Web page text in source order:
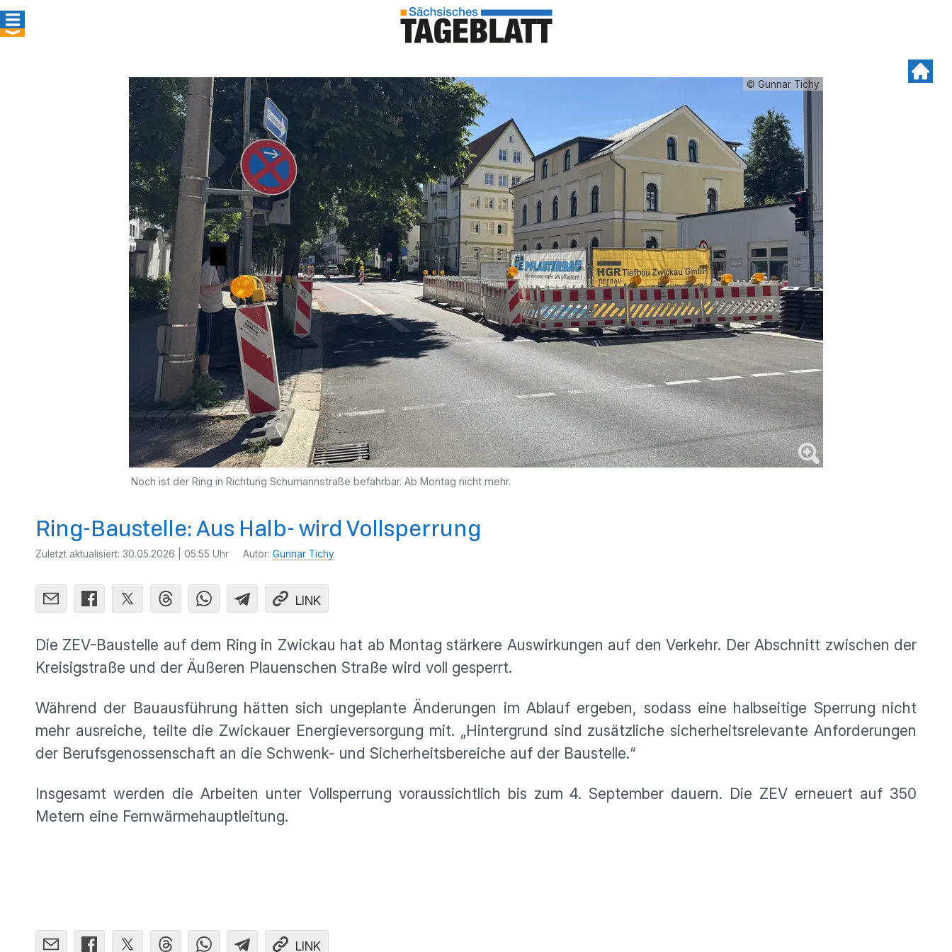
© Gunnar Tichy
Noch ist der Ring in Richtung Schumannstraße befahrbar. Ab Montag nicht mehr.
Ring-Baustelle: Aus Halb- wird Vollsperrung
Zuletzt aktualisiert: 30.05.2026 | 05:55 Uhr Autor: Gunnar Tichy
LINK
Die ZEV-Baustelle auf dem Ring in Zwickau hat ab Montag stärkere Auswirkungen auf den Verkehr. Der Abschnitt zwischen der
Kreisigstraße und der Äußeren Plauenschen Straße wird voll gesperrt.
Während der Bauausführung hätten sich ungeplante Änderungen im Ablauf ergeben, sodass eine halbseitige Sperrung nicht
mehr ausreiche, teilte die Zwickauer Energieversorgung mit. „Hintergrund sind zusätzliche sicherheitsrelevante Anforderungen
der Berufsgenossenschaft an die Schwenk- und Sicherheitsbereiche auf der Baustelle.“
Insgesamt werden die Arbeiten unter Vollsperrung voraussichtlich bis zum 4. September dauern. Die ZEV erneuert auf 350
Metern eine Fernwärmehauptleitung.
LINK